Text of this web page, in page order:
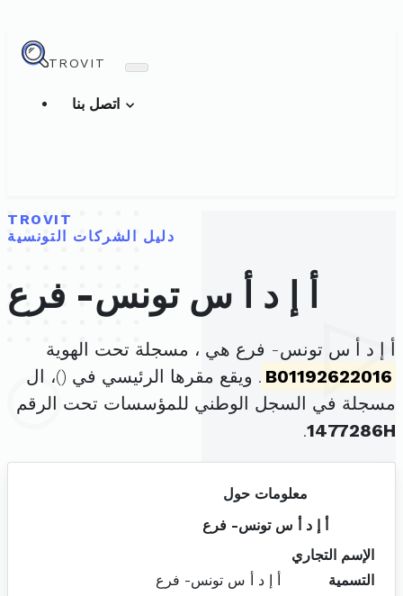
TROVIT
TROVIT
دليل الشركات التونسية
أ إ د أ س تونس- فرع
أ إ د أ س تونس- فرع هي ، مسجلة تحت الهوية
B01192622016 . ويقع مقرها الرئيسي في ()، ال
مسجلة في السجل الوطني للمؤسسات تحت الرقم
1477286H
.
معلومات حول
أ إ د أ س تونس- فرع
الإسم التجاري
التسمية
أ إ د أ س تونس- فرع